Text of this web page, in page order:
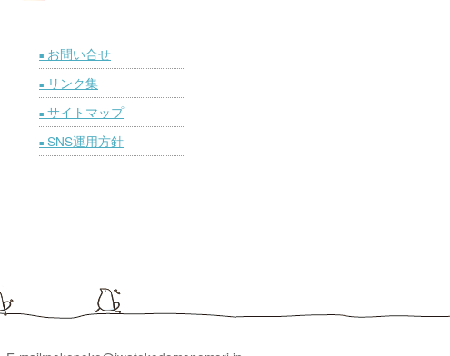
■ お問い合せ
■ リンク集
■ サイトマップ
■ SNS運用方針